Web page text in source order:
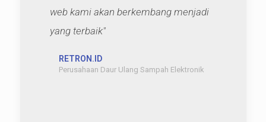
web kami akan berkembang menjadi
yang terbaik"
RETRON.ID
Perusahaan Daur Ulang Sampah Elektronik